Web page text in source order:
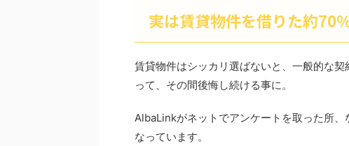
実は賃貸物件を借りた約70
賃貸物件はシッカリ選ばないと、一般的な
って、その間後悔し続ける事に。
AlbaLinkがネットでアンケートを取った所、
なっています。